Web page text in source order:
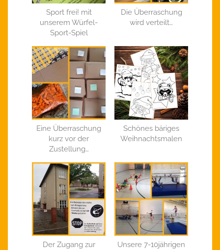
Sport frei! mit
unserem Würfel-
Sport-Spiel
Die Überraschung
wird verteilt…
Eine Überraschung
kurz vor der
Zustellung…
Schönes bäriges
Weihnachtsmalen
Der Zugang zur
Unsere 7-10jährigen